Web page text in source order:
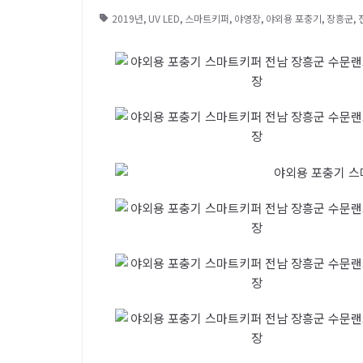
2019년, UV LED, 스마트키퍼, 야영장, 야외용 포충기, 장흥군,